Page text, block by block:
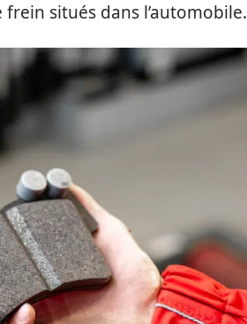
situés dans l’automobile.